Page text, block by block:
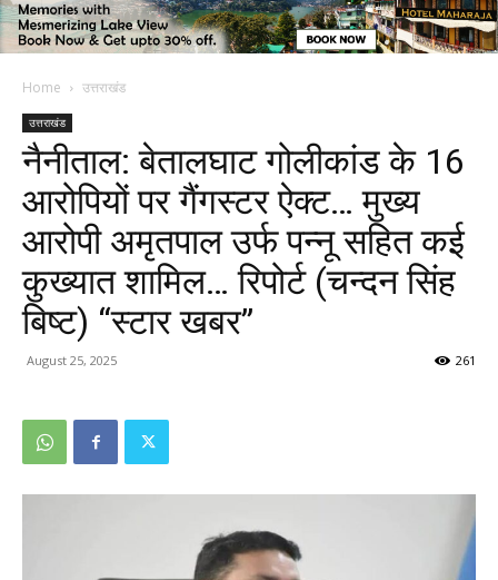
Home उत्तराखंड
उत्तराखंड
नैनीताल: बेतालघाट गोलीकांड के 16
आरोपियों पर गैंगस्टर ऐक्ट… मुख्य
आरोपी अमृतपाल उर्फ पन्नू सहित कई
कुख्यात शामिल… रिपोर्ट (चन्दन सिंह
बिष्ट) “स्टार खबर”
August 25, 2025 261